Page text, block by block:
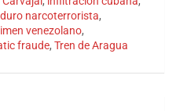
narcoterrorista,
venezolano,
fraude, Tren de Aragua